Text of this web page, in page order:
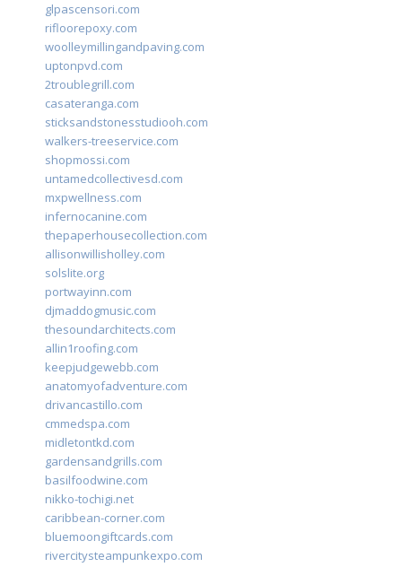
glpascensori.com
rifloorepoxy.com
woolleymillingandpaving.com
uptonpvd.com
2troublegrill.com
casateranga.com
sticksandstonesstudiooh.com
walkers-treeservice.com
shopmossi.com
untamedcollectivesd.com
mxpwellness.com
infernocanine.com
thepaperhousecollection.com
allisonwillisholley.com
solslite.org
portwayinn.com
djmaddogmusic.com
thesoundarchitects.com
allin1roofing.com
keepjudgewebb.com
anatomyofadventure.com
drivancastillo.com
cmmedspa.com
midletontkd.com
gardensandgrills.com
basilfoodwine.com
nikko-tochigi.net
caribbean-corner.com
bluemoongiftcards.com
rivercitysteampunkexpo.com